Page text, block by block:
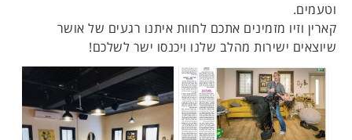
וטעמים.
קארין וזיו מזמינים אתכם לחוות איתנו רגעים של אושר
שיוצאים ישירות מהלב שלנו ויכנסו ישר לשלכם!